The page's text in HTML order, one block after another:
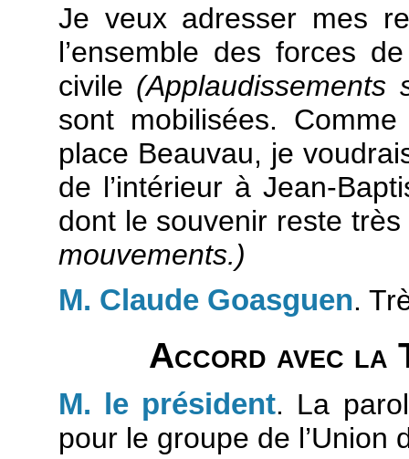
Je veux adresser mes
l’ensemble des forces
civile (Applaudissements
sont mobilisées.
place Beauvau, je
de l’intérieur à Jean-
dont le souvenir reste
mouvements.)
M. Claude Goasguen.
Accord avec la
M. le président. La
pour le groupe de l’Union